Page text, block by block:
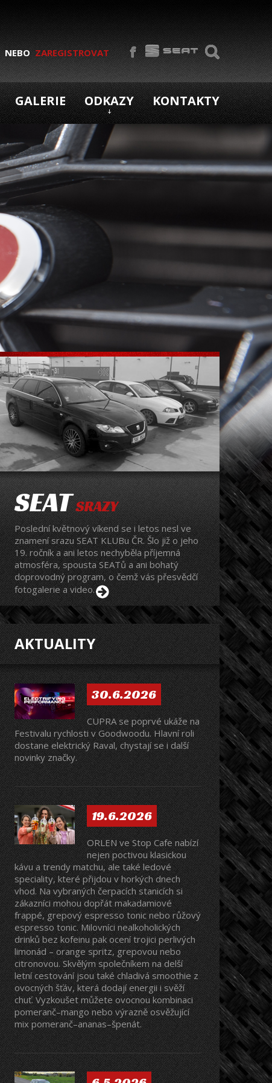
NEBO ZAREGISTROVAT
GALERIE ODKAZY KONTAKTY
SEAT SRAZY
Poslední květnový víkend se i letos nesl ve
znamení srazu SEAT KLUBu ČR. Šlo již o jeho
19. ročník a ani letos nechyběla příjemná
atmosféra, spousta SEATů a ani bohatý
doprovodný program, o čemž vás přesvědčí
fotogalerie a video.
AKTUALITY
30.6.2026
CUPRA se poprvé ukáže na
Festivalu rychlosti v Goodwoodu. Hlavní roli
dostane elektrický Raval, chystají se i další
novinky značky.
19.6.2026
ORLEN ve Stop Cafe nabízí
nejen poctivou klasickou
kávu a trendy matchu, ale také ledové
speciality, které přijdou v horkých dnech
vhod. Na vybraných čerpacích stanicích si
zákazníci mohou dopřát makadamiové
frappé, grepový espresso tonic nebo růžový
espresso tonic. Milovníci nealkoholických
drinků bez kofeinu pak ocení trojici perlivých
limonád – orange spritz, grepovou nebo
citronovou. Skvělým společníkem na delší
letní cestování jsou také chladivá smoothie z
ovocných šťáv, která dodají energii i svěží
chuť. Vyzkoušet můžete ovocnou kombinaci
pomeranč–mango nebo výrazně osvěžující
mix pomeranč–ananas–špenát.